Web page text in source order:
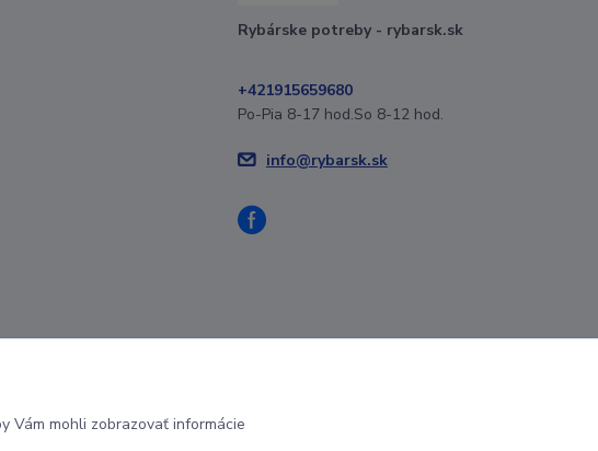
Rybárske potreby - rybarsk.sk
+421915659680
Po-Pia 8-17 hod.So 8-12 hod.
info@rybarsk.sk
Vám mohli zobrazovať informácie